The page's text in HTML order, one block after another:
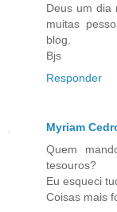
Deus um dia
muitas
blog.
Bjs
Responder
Myriam
Quem
tesouros?
Eu esqueci
Coisas mais